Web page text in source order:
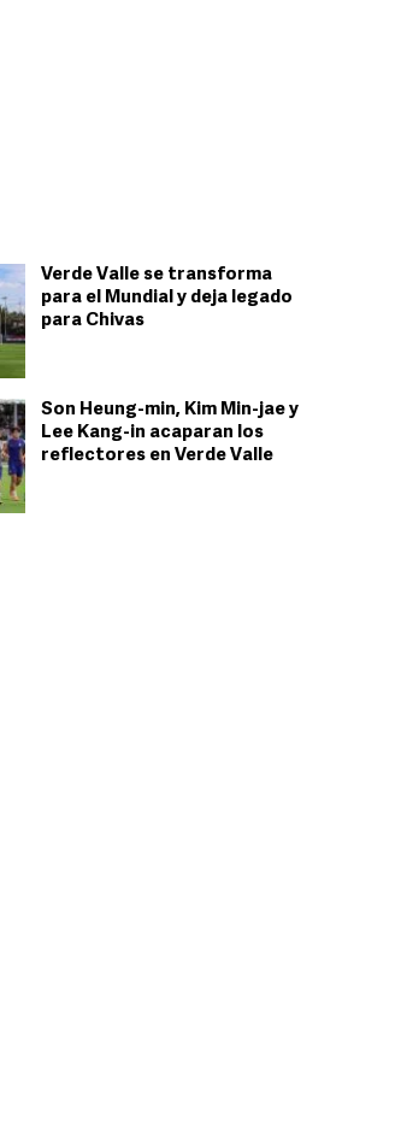
Verde Valle se transforma
para el Mundial y deja legado
para Chivas
Son Heung-min, Kim Min-jae y
Lee Kang-in acaparan los
reflectores en Verde Valle